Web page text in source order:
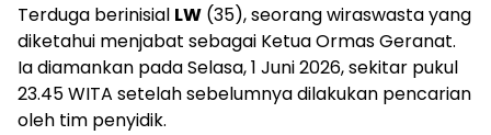
Terduga berinisial LW (35), seorang wiraswasta yang
diketahui menjabat sebagai Ketua Ormas Geranat.
Ia diamankan pada Selasa, 1 Juni 2026, sekitar pukul
23.45 WITA setelah sebelumnya dilakukan pencarian
oleh tim penyidik.